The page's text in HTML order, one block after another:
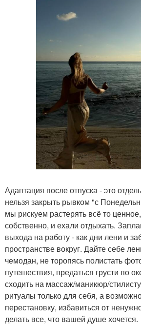
Адаптация после отпуска - это
нельзя закрыть рывком "с
мы рискуем растерять всё то
собственно, и ехали отдыхать.
выхода на работу - как дни лени и
пространстве вокруг. Дайте себе
чемодан, не торопясь полистать
путешествия, предаться грусти по
сходить на массаж/маникюр/
ритуалы только для себя, а
перестановку, избавиться от
делать все, что вашей душе хочется.